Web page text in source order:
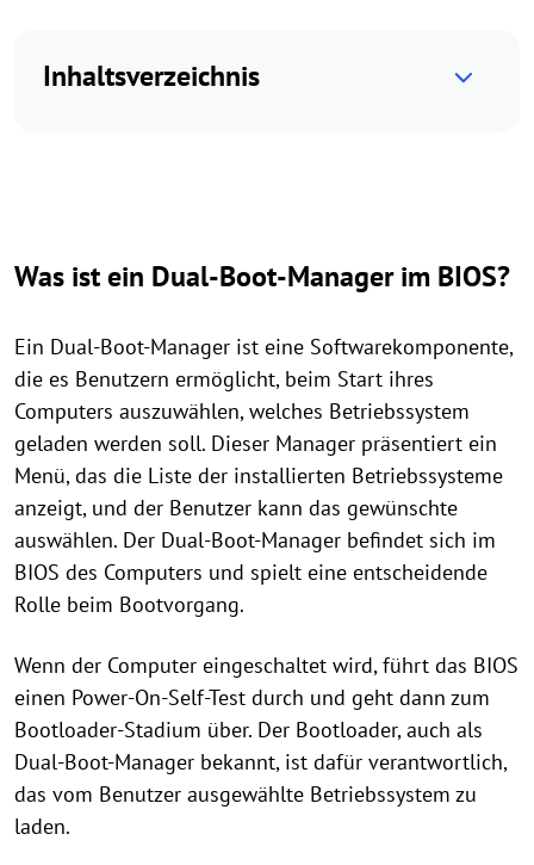
Inhaltsverzeichnis
Was ist ein Dual-Boot-Manager im BIOS?
Ein Dual-Boot-Manager ist eine Softwarekomponente,
die es Benutzern ermöglicht, beim Start ihres
Computers auszuwählen, welches Betriebssystem
geladen werden soll. Dieser Manager präsentiert ein
Menü, das die Liste der installierten Betriebssysteme
anzeigt, und der Benutzer kann das gewünschte
auswählen. Der Dual-Boot-Manager befindet sich im
BIOS des Computers und spielt eine entscheidende
Rolle beim Bootvorgang.
Wenn der Computer eingeschaltet wird, führt das BIOS
einen Power-On-Self-Test durch und geht dann zum
Bootloader-Stadium über. Der Bootloader, auch als
Dual-Boot-Manager bekannt, ist dafür verantwortlich,
das vom Benutzer ausgewählte Betriebssystem zu
laden.